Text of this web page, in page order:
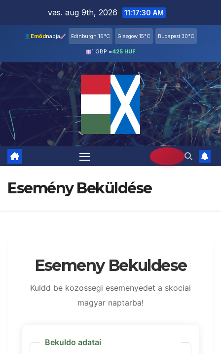
content
vas. aug 9th, 2026 11:17:31 AM
Emődnapja Edinburgh 16°C Glasgow 15°C Budapest 30°C
1 GBP =425 HUF
Esemény Beküldése
Esemeny Bekuldese
Kuldd be kozossegi esemenyedet a skociai
magyar naptarba!
Bekuldo adatai